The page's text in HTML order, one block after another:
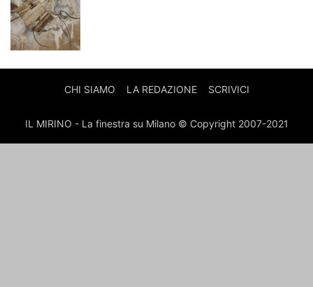
CHI SIAMO LA REDAZIONE SCRIVICI
IL MIRINO - La finestra su Milano © Copyright 2007-2021